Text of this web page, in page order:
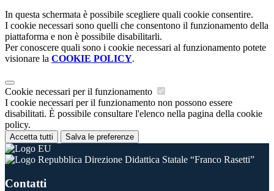
In questa schermata è possibile scegliere quali cookie consentire.
I cookie necessari sono quelli che consentono il funzionamento della
piattaforma e non è possibile disabilitarli.
Per conoscere quali sono i cookie necessari al funzionamento potete
visionare la COOKIE POLICY.
Cookie necessari per il funzionamento
I cookie necessari per il funzionamento non possono essere
disabilitati. È possibile consultare l'elenco nella pagina della cookie
policy.
Accetta tutti Salva le preferenze
Direzione Didattica Statale “Franco Rasetti”
Contatti